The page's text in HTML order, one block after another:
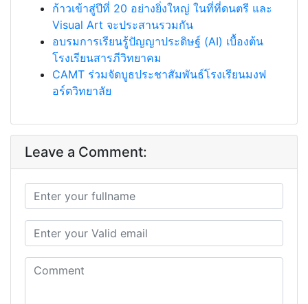
ก้าวเข้าสู่ปีที่ 20 อย่างยิ่งใหญ่ ในที่ที่ดนตรี และ
Visual Art จะประสานรวมกัน
อบรมการเรียนรู้ปัญญาประดิษฐ์ (AI) เบื้องต้น
โรงเรียนสารภีวิทยาคม
CAMT ร่วมจัดบูธประชาสัมพันธ์โรงเรียนมงฟ
อร์ตวิทยาลัย
Leave a Comment: